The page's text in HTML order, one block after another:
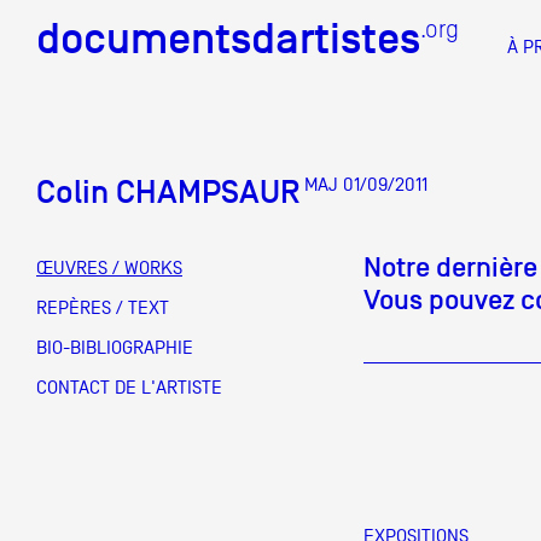
documentsdartistes.org
À
DOCUMENTS D'ARTISTES PACA
DE A
documentsdartistes.org
Équipe
Partenaires
Crédits
Colin CHAMPSAUR MAJ 01/09/2011
ŒUVRES / WORKS
REPÈRES / TEXT
BIO-BIBLIOGRAPHIE
CONTACT DE L'ARTISTE
Notre
Vous pouvez
EXPOSITIONS